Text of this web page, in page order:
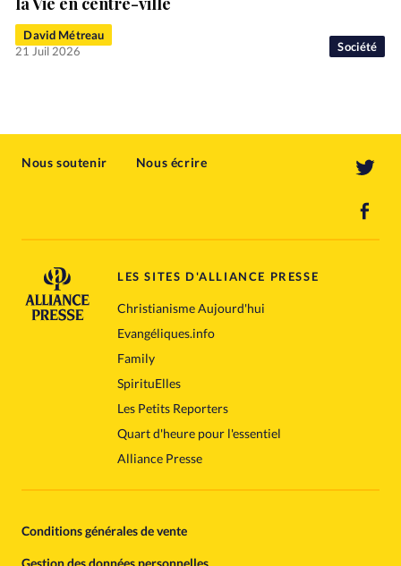
Société
David Métreau
21 Juil 2026
Nous soutenir Nous écrire
LES SITES D'ALLIANCE PRESSE
Christianisme Aujourd'hui
Evangéliques.info
Family
SpirituElles
Les Petits Reporters
Quart d'heure pour l'essentiel
Alliance Presse
Conditions générales de vente
Gestion des données personnelles